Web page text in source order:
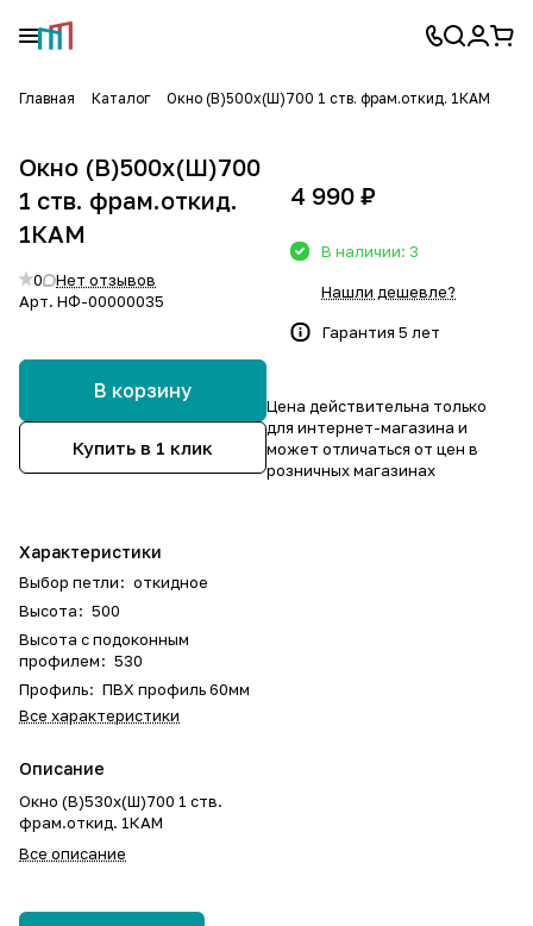
Главная Каталог Окно (В)500х(Ш)700 1 ств. фрам.откид. 1КАМ
Окно (В)500х(Ш)700
1 ств. фрам.откид.
1КАМ
0
Нет отзывов
Арт. НФ-00000035
В корзину
Купить в 1 клик
Характеристики
Выбор петли: откидное
Высота: 500
Высота с подоконным
профилем: 530
Профиль: ПВХ профиль 60мм
Все характеристики
Описание
Окно (В)530х(Ш)700 1 ств.
фрам.откид. 1КАМ
Все описание
4 990 ₽
В наличии: 3
Нашли дешевле?
Гарантия 5 лет
Цена действительна только
для интернет-магазина и
может отличаться от цен в
розничных магазинах